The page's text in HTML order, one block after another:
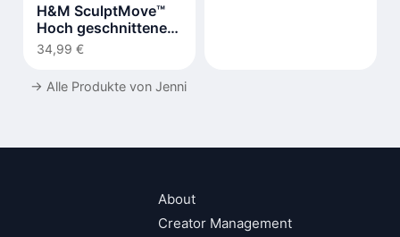
H&M SculptMove™
Hoch geschnittene
Leggings
34,99 €
→ Alle Produkte von Jenni
About
Creator Management